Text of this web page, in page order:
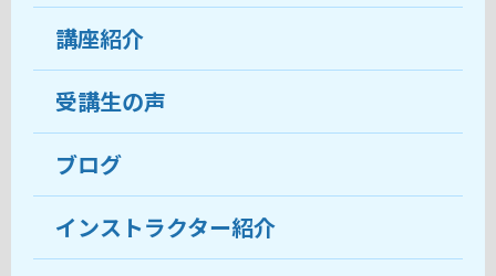
受講生の声
おすすめ・人気の講座
目的から講座を探す
教室ブログ
ココがおすすめ
料金
受講までの流れ
よくあるご質問
講座紹介
受講生の声
ブログ
インストラクター紹介